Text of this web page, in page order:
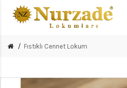
Fıstıklı Cennet Lokum